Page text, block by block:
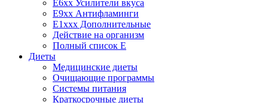
E6xx Усилители вкуса
E9xx Антифламинги
E1xxx Дополнительные
Действие на организм
Полный список E
Диеты
Медицинские диеты
Очищающие программы
Системы питания
Краткосрочные диеты